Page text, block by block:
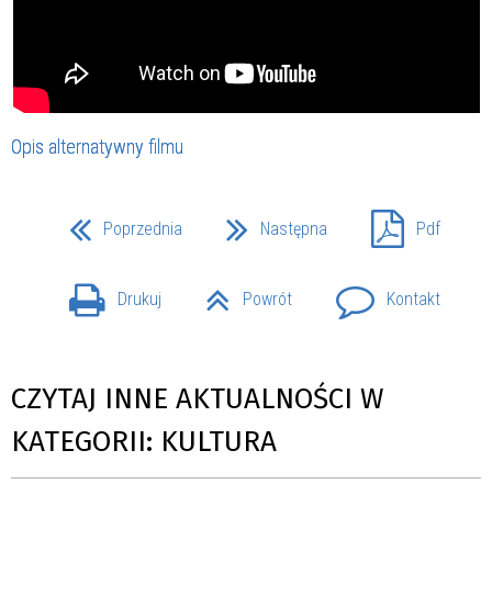
Opis alternatywny filmu
Poprzednia Następna Pdf
Drukuj Powrót Kontakt
CZYTAJ INNE AKTUALNOŚCI W
KATEGORII: KULTURA